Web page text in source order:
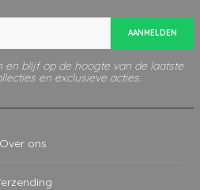
AANMELDEN
en blijf op de hoogte van de laatste
en exclusieve acties.
Over ons